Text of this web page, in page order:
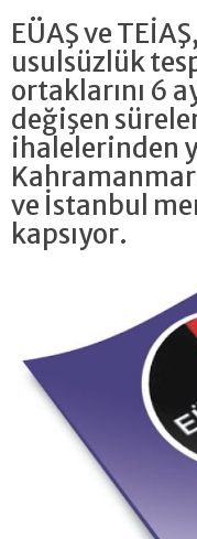
EÜAŞ ve
usulsüzlük
ortaklarını 6
değişen
ihalelerinden
ve İstanbul
kapsıyor.